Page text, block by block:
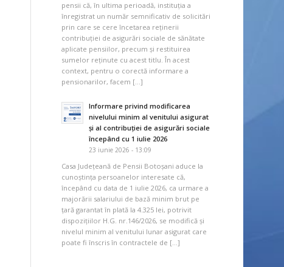
pensii că, în ultima perioadă, instituția a
înregistrat un număr semnificativ de solicitări
prin care se cere încetarea reținerii
contribuției de asigurări sociale de sănătate
aplicate pensiilor, precum și restituirea
sumelor reținute cu acest titlu. În acest
context, pentru o corectă informare a
pensionarilor, facem […]
Informare privind modificarea
nivelului minim al venitului asigurat
și al contribuției de asigurări sociale
începând cu 1 iulie 2026
23 iunie 2026 - 13:09
Casa Județeană de Pensii Botoșani aduce la
cunoștința persoanelor interesate că,
începând cu data de 1 iulie 2026, ca urmare a
majorării salariului de bază minim brut pe
țară garantat în plată la 4.325 lei, potrivit
dispozițiilor H.G. nr.146/2026, se modifică și
nivelul minim al venitului lunar asigurat care
poate fi înscris în contractele de […]